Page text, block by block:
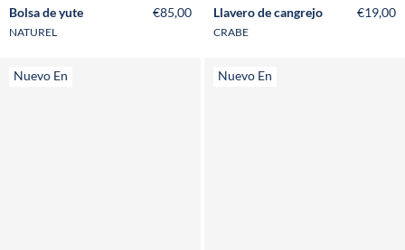
Bolsa de yute
NATUREL
€85,00 Llavero de cangrejo
CRABE
€19,00
Nuevo En Nuevo En